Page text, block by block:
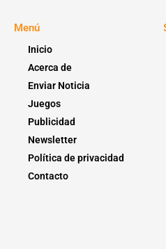
Menú
Inicio
Acerca de
Enviar Noticia
Juegos
Publicidad
Newsletter
Política de privacidad
Contacto